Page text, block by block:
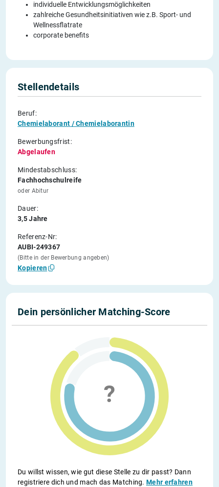
individuelle Entwicklungsmöglichkeiten
zahlreiche Gesundheitsinitiativen wie z.B. Sport- und
Wellnessflatrate
corporate benefits
Stellendetails
Beruf:
Chemielaborant / Chemielaborantin
Bewerbungsfrist:
Abgelaufen
Mindestabschluss:
Fachhochschulreife
oder Abitur
Dauer:
3,5 Jahre
Referenz-Nr:
AUBI-249367
(Bitte in der Bewerbung angeben)
Kopieren
Dein persönlicher Matching-Score
Du willst wissen, wie gut diese Stelle zu dir passt? Dann
registriere dich und mach das Matching.Mehr erfahren